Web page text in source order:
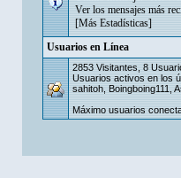
Ver los mensajes más
[Más Estadísticas]
Usuarios en Línea
2853 Visitantes, 8
Usuarios activos en los
sahitoh Boingboing111
Máximo usuarios